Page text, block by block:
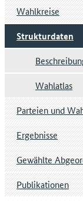
Wahlkreise
Strukturdaten
Wahlatlas
Parteien und
Ergebnisse
Gewählte
Publikationen